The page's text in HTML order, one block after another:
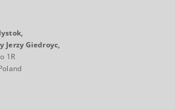
Jerzy Giedroyc,
1R